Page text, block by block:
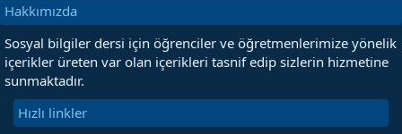
Hakkımızda
Sosyal bilgiler dersi için öğrenciler ve öğretmenlerimize yönelik
içerikler üreten var olan içerikleri tasnif edip sizlerin hizmetine
sunmaktadır.
Hızlı linkler